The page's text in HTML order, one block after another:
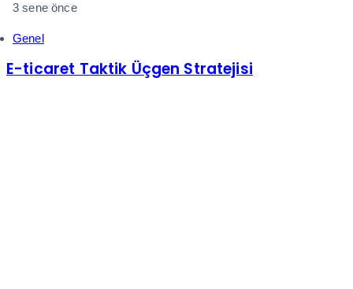
3 sene önce
Genel
E-ticaret Taktik Üçgen Stratejisi